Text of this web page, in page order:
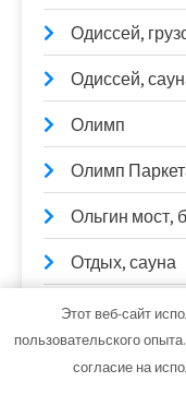
Одиссей,
Одиссей,
Олимп
Олимп
Ольгин мост,
Отдых, сауна
Пампасы,
Этот веб-сайт
пользовательского
согласие на